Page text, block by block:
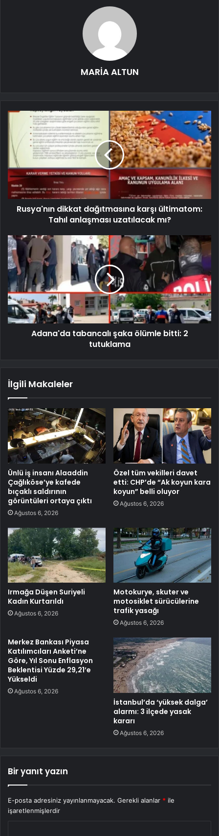
MARİA ALTUN
Rusya'nın dikkat dağıtmasına karşı ültimatom:
Tahıl anlaşması uzatılacak mı?
Adana'da tabancalı şaka ölümle bitti: 2
tutuklama
İlgili Makaleler
Ünlü iş insanı Alaaddin
Çağlıköse’ye kafede
bıçaklı saldırının
görüntüleri ortaya çıktı
Ağustos 6, 2026
Özel tüm vekilleri davet
etti: CHP’de “Ak koyun kara
koyun” belli oluyor
Ağustos 6, 2026
Irmağa Düşen Suriyeli
Kadın Kurtarıldı
Ağustos 6, 2026
Motokurye, skuter ve
motosiklet sürücülerine
trafik yasağı
Ağustos 6, 2026
Merkez Bankası Piyasa
Katılımcıları Anketi’ne
Göre, Yıl Sonu Enflasyon
Beklentisi Yüzde 29,21’e
Yükseldi
Ağustos 6, 2026
İstanbul’da ‘yüksek dalga’
alarmı: 3 ilçede yasak
kararı
Ağustos 6, 2026
Bir yanıt yazın
E-posta adresiniz yayınlanmayacak. Gerekli alanlar * ile
işaretlenmişlerdir